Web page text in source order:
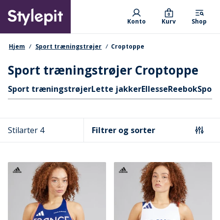
main
content
Primary departments
Konto Kurv
0
Shop
navigationssti
Hjem Sport træningstrøjer Croptoppe
Sport træningstrøjer Croptoppe
Hurtige links
Sport træningstrøjerLette jakkerEllesseReebok
Stilarter 4 Filtrer og sorter